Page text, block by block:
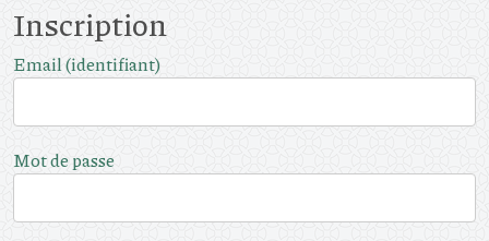
Inscription
Email (identifiant)
Mot de passe